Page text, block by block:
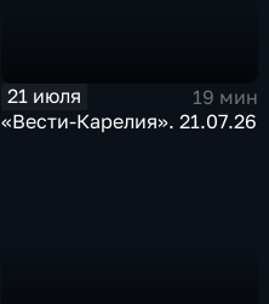
21 июля
19 мин
«Вести-Карелия». 21.07.26